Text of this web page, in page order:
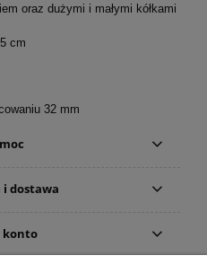
oraz dużymi i małymi kółkami
cm
32 mm
i dostawa
konto